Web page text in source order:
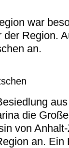
war
Region.
an.
die
von
an. Ein